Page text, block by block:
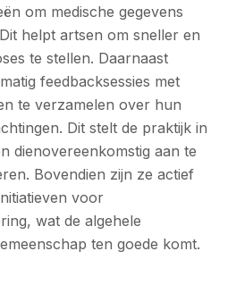
om medische gegevens
helpt artsen om sneller en
te stellen. Daarnaast
feedbacksessies met
te verzamelen over hun
Dit stelt de praktijk in
dienovereenkomstig aan te
Bovendien zijn ze actief
voor
wat de algehele
ten goede komt.